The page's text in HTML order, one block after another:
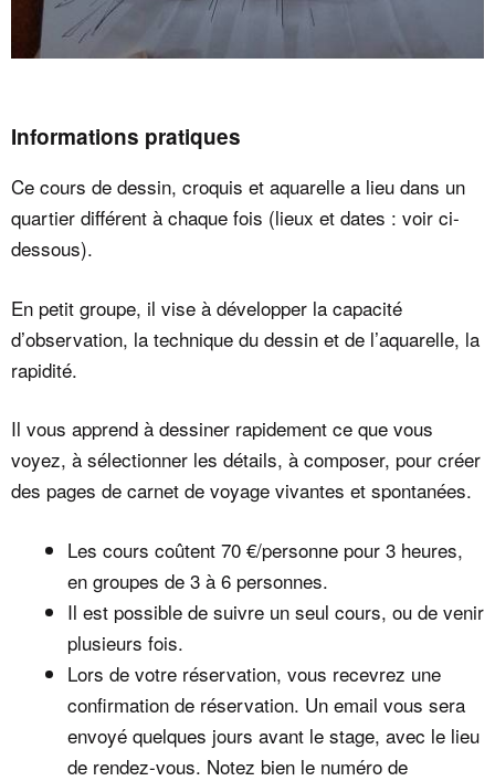
Informations pratiques
Ce cours de dessin, croquis et aquarelle a lieu dans un
quartier différent à chaque fois (lieux et dates : voir ci-
dessous).
En petit groupe, il vise à développer la capacité
d’observation, la technique du dessin et de l’aquarelle, la
rapidité.
Il vous apprend à dessiner rapidement ce que vous
voyez, à sélectionner les détails, à composer, pour créer
des pages de carnet de voyage vivantes et spontanées.
Les cours coûtent 70 €/personne pour 3 heures,
en groupes de 3 à 6 personnes.
Il est possible de suivre un seul cours, ou de venir
plusieurs fois.
Lors de votre réservation, vous recevrez une
confirmation de réservation. Un email vous sera
envoyé quelques jours avant le stage, avec le lieu
de rendez-vous. Notez bien le numéro de